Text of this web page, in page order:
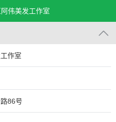
伟美发工作室
作室
86号